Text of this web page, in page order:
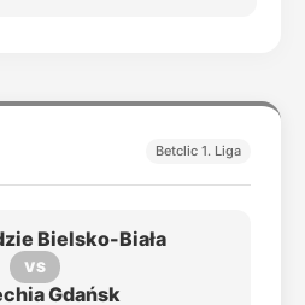
Betclic 1. Liga
Bielsko-Biała
VS
Gdańsk